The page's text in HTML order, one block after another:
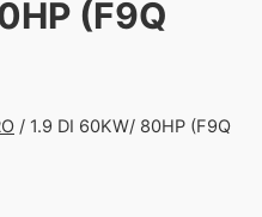
(F9Q
/ 1.9 DI 60KW/ 80HP (F9Q